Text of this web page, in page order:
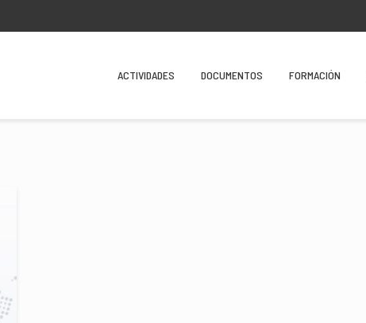
ACTIVIDADES DOCUMENTOS FORMACIÓN